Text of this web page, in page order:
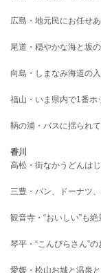
広島・地元民にお任せ
尾道・穏やかな海と坂
向島・しまなみ海道の
福山・いま県内で1番ホ
鞆の浦・バスに揺られ
香川
高松・街なかうどんは
三豊・パン、ドーナツ
観音寺・“おいしい”も
琴平・“こんぴらさん”
愛媛・松山お城と温泉